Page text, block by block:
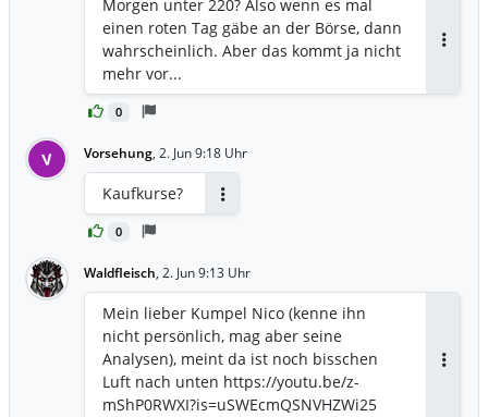
0
Morgen unter 220? Also wenn es mal
einen roten Tag gäbe an der Börse, dann
wahrscheinlich. Aber das kommt ja nicht
mehr vor...
V Vorsehung, 2. Jun 9:18 Uhr
0
Kaufkurse?
Waldfleisch, 2. Jun 9:13 Uhr
Mein lieber Kumpel Nico (kenne ihn
nicht persönlich, mag aber seine
Analysen), meint da ist noch bisschen
Luft nach unten https://youtu.be/z-
mShP0RWXI?is=uSWEcmQSNVHZWi25